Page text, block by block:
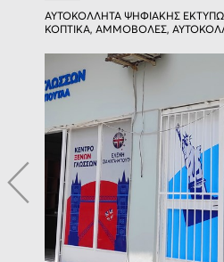
ΑΥΤΟΚΟΛΛΗΤΑ ΨΗΦΙΑΚΗΣ
ΚΟΠΤΙΚΑ, ΑΜΜΟΒΟΛΕΣ,